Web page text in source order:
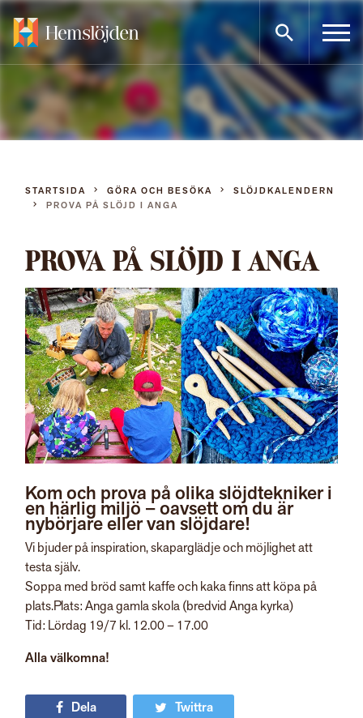
Gå
innehållet
STARTSIDA GÖRA OCH BESÖKA
SLÖJDKALENDERN
PROVA PÅ SLÖJD I ANGA
PROVA PÅ SLÖJD I ANGA
Kom och prova på olika slöjdtekniker i
en härlig miljö – oavsett om du är
nybörjare eller van slöjdare!
Vi bjuder på inspiration, skaparglädje och möjlighet att
testa själv.
Soppa med bröd samt kaffe och kaka finns att köpa på
plats.Plats: Anga gamla skola (bredvid Anga kyrka)
Tid: Lördag 19/7 kl. 12.00 – 17.00
Alla välkomna!
Dela
Twittra